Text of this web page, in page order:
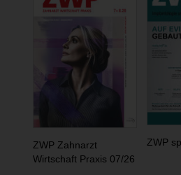
ZWP Zahnarzt
Wirtschaft Praxis 07/26
ZWP